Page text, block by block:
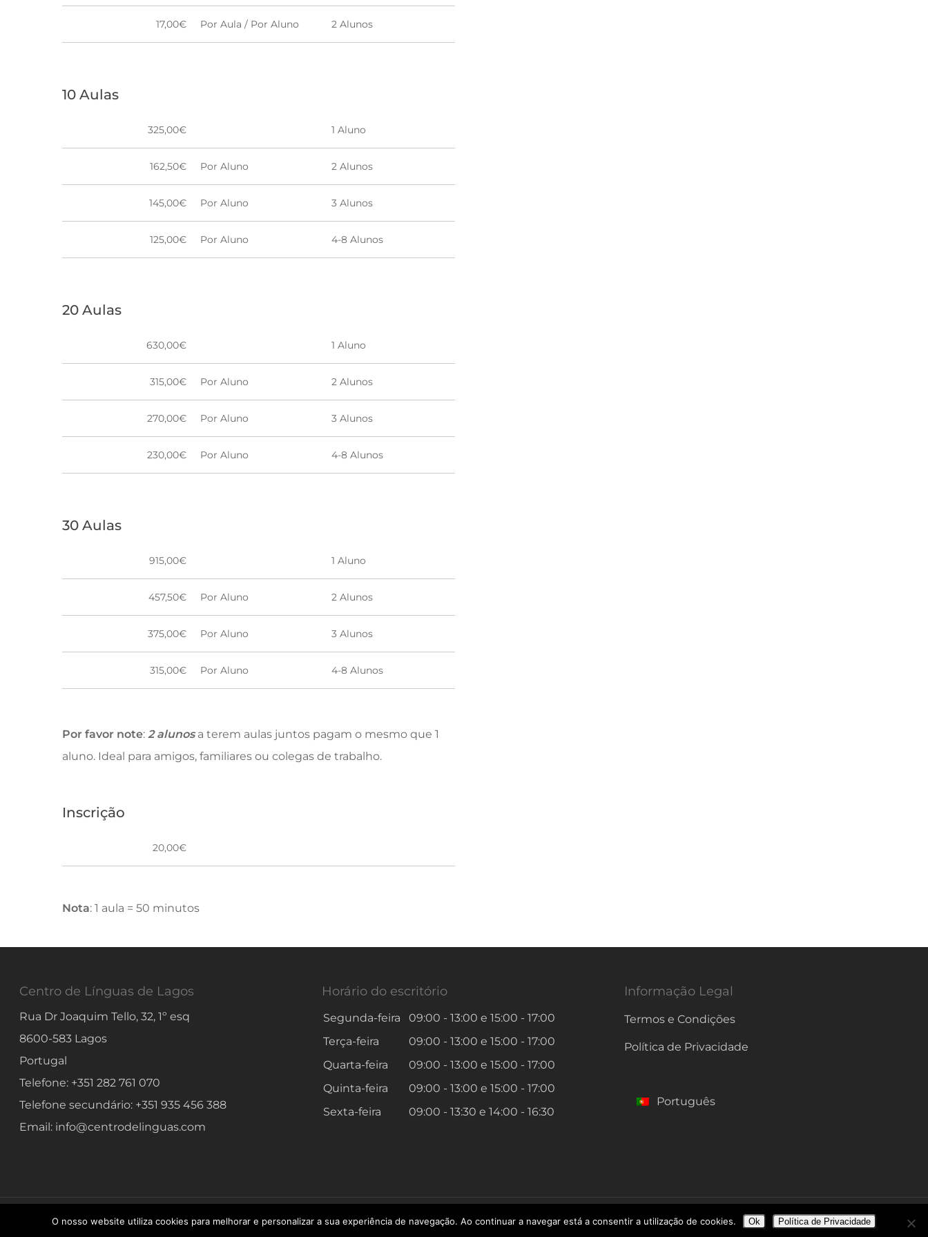
17,00€ Por Aula / Por Aluno 2 Alunos
10 Aulas
325,00€ 1 Aluno
162,50€ Por Aluno 2 Alunos
145,00€ Por Aluno 3 Alunos
125,00€ Por Aluno 4-8 Alunos
20 Aulas
630,00€ 1 Aluno
315,00€ Por Aluno 2 Alunos
270,00€ Por Aluno 3 Alunos
230,00€ Por Aluno 4-8 Alunos
30 Aulas
915,00€ 1 Aluno
457,50€ Por Aluno 2 Alunos
375,00€ Por Aluno 3 Alunos
315,00€ Por Aluno 4-8 Alunos
Porfavor note:2 alunosa terem aulas juntos pagam o mesmo que 1
aluno. Ideal para amigos, familiares ou colegas de trabalho.
Inscrição
20,00€
Nota: 1 aula = 50 minutos
Centro de Línguas de Lagos
Rua Dr Joaquim Tello, 32, 1º esq
8600-583 Lagos
Portugal
Telefone: +351 282 761 070
Telefone secundário: +351 935 456 388
Email: info@centrodelinguas.com
Horário do escritório
Segunda-feira 09:00 - 13:00 e 15:00 - 17:00
Terça-feira
09:00 - 13:00 e 15:00 - 17:00
Quarta-feira
09:00 - 13:00 e 15:00 - 17:00
Quinta-feira
09:00 - 13:00 e 15:00 - 17:00
Sexta-feira
09:00 - 13:30 e 14:00 - 16:30
Informação Legal
Termos e Condições
Política de Privacidade
Português
© 2026 Centro de Línguas de Lagos. Todos os Direitos Reservados
O nosso website utiliza cookies para melhorar e personalizar a sua experiência de navegação. Ao continuar a navegar está a consentir a utilização de cookies. Ok Política de Privacidade